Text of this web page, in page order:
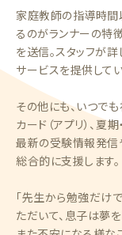
家庭教師の指導時間
るのがランナーの特
を送信。スタッフが
サービスを提供してい
その他にも、いつで
カード（アプリ）、夏
最新の受験情報発信
総合的に支援します。
「先生から勉強だけ
ただいて、息子は夢